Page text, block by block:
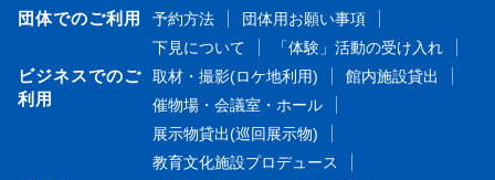
団体でのご利用 予約方法
団体用お願い事項
下見について
「体験」活動の受け入れ
ビジネスでのご
利用
取材・撮影(ロケ地利用)
館内施設貸出
催物場・会議室・ホール
展示物貸出(巡回展示物)
教育文化施設プロデュース